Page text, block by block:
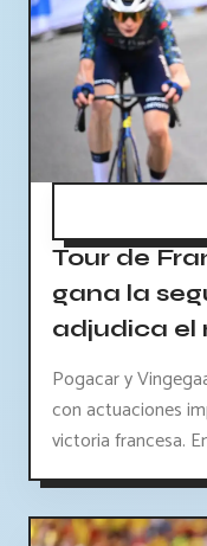
Tour de
gana la
adjudica el
Pogacar y
con actuaciones
victoria francesa.